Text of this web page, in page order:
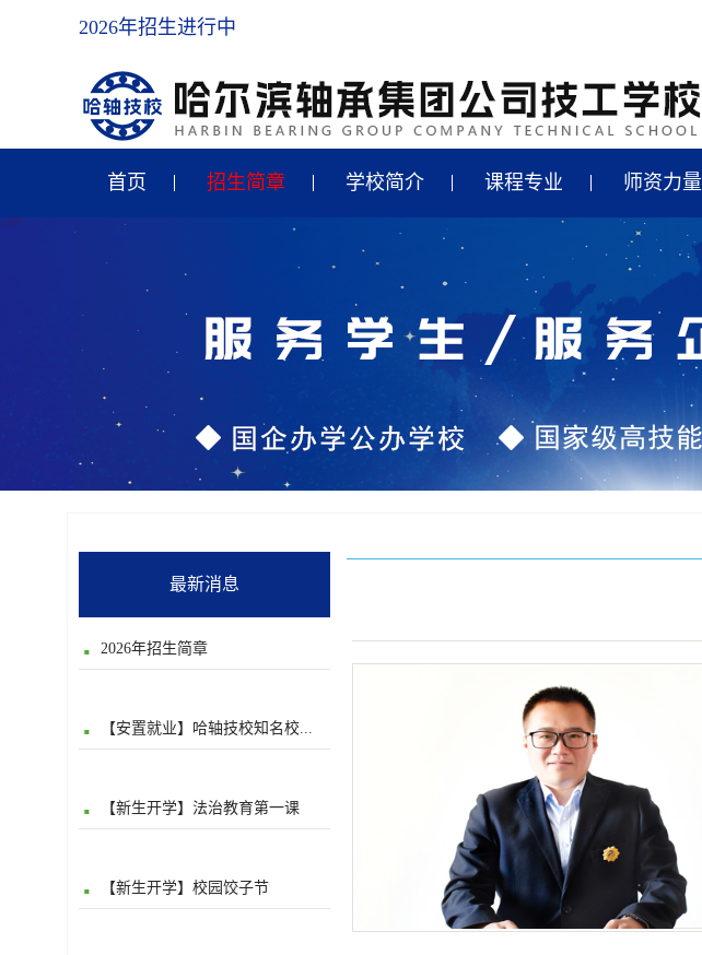
2026年招生进行中
首页 招生简章 学校简介 课程专业 师资力量
最新消息
2026年招生简章
【安置就业】哈轴技校知名校...
【新生开学】法治教育第一课
【新生开学】校园饺子节